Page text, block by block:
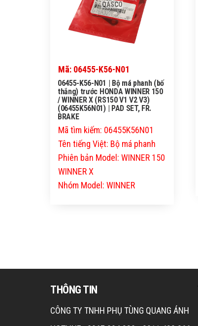
QASCO
Mã: 06455-K56-N01
06455-K56-N01 | Bộ má phanh (bố
thắng) trước HONDA WINNER 150
/ WINNER X (RS150 V1 V2 V3)
(06455K56N01) | PAD SET, FR.
BRAKE
Mã tìm kiếm: 06455K56N01
Tên tiếng Việt: Bộ má phanh
Phiên bản Model: WINNER 150
WINNER X
Nhóm Model: WINNER
THÔNG TIN
CÔNG TY TNHH PHỤ TÙNG QUANG ÁNH